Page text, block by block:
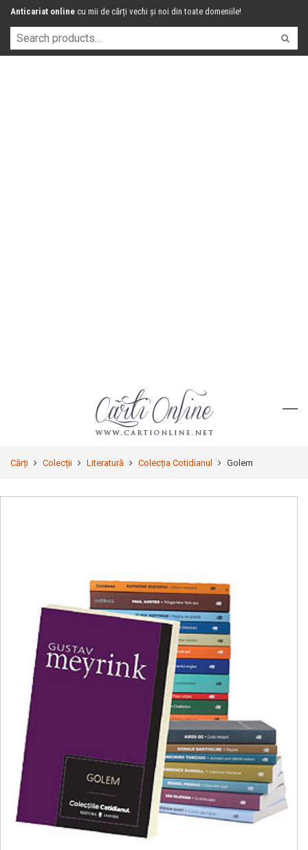
Anticariat online cu mii de cărți vechi și noi din toate domeniile!
Cărți Colecții Literatură Colecția Cotidianul Golem